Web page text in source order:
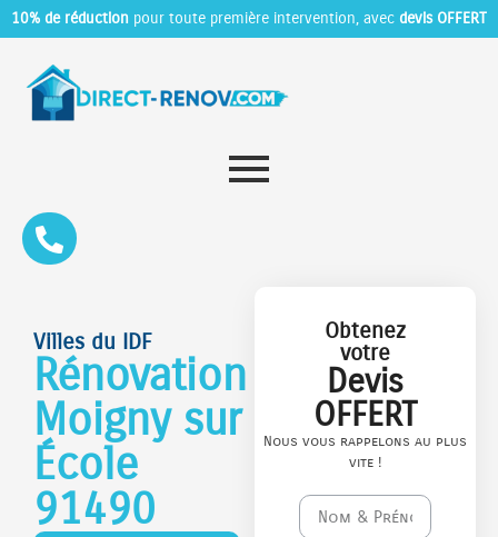
10% de réduction pour toute première intervention, avec devis OFFERT
Villes du IDF
Rénovation
Moigny sur
École
91490
Obtenez
votre
Devis
OFFERT
Nous vous rappelons au plus
vite !